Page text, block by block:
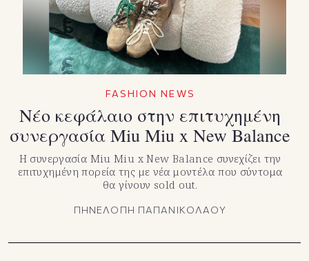
FASHION NEWS
Νέο κεφάλαιο στην επιτυχημένη
συνεργασία Miu Miu x New Balance
Η συνεργασία Miu Miu x New Balance συνεχίζει την
επιτυχημένη πορεία της με νέα μοντέλα που σύντομα
θα γίνουν sold out.
ΠΗΝΕΛΟΠΗ ΠΑΠΑΝΙΚΟΛΑΟΥ